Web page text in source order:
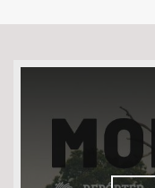
Bioma / Bacia
Tema
Subtema
Área de Levantamento